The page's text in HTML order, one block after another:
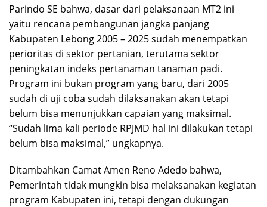
Parindo SE bahwa, dasar dari pelaksanaan MT2 ini
yaitu rencana pembangunan jangka panjang
Kabupaten Lebong 2005 – 2025 sudah menempatkan
perioritas di sektor pertanian, terutama sektor
peningkatan indeks pertanaman tanaman padi.
Program ini bukan program yang baru, dari 2005
sudah di uji coba sudah dilaksanakan akan tetapi
belum bisa menunjukkan capaian yang maksimal.
“Sudah lima kali periode RPJMD hal ini dilakukan tetapi
belum bisa maksimal,” ungkapnya.
Ditambahkan Camat Amen Reno Adedo bahwa,
Pemerintah tidak mungkin bisa melaksanakan kegiatan
program Kabupaten ini, tetapi dengan dukungan